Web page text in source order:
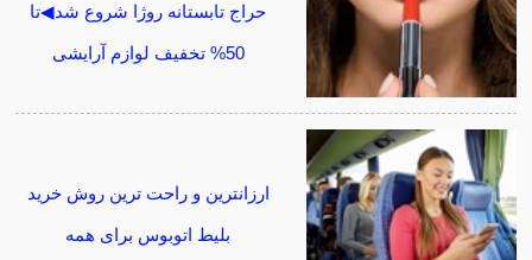
حراج تابستانه روژا شروع شد◀تا
50% تخفیف لوازم آرایشی
ارزانترین و راحت ترین روش خرید
بلیط اتوبوس برای همه